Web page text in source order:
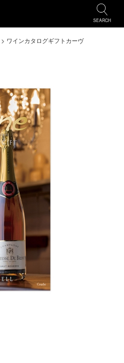
SEARCH
> ワインカタログギフトカーヴ